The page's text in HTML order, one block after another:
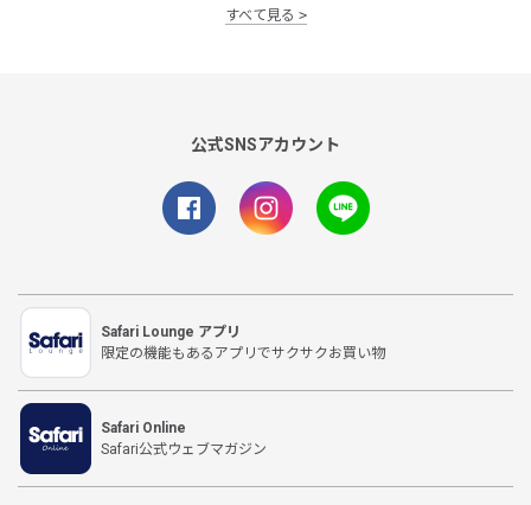
すべて見る
公式SNSアカウント
Safari Lounge アプリ
限定の機能もあるアプリでサクサクお買い物
Safari Online
Safari公式ウェブマガジン